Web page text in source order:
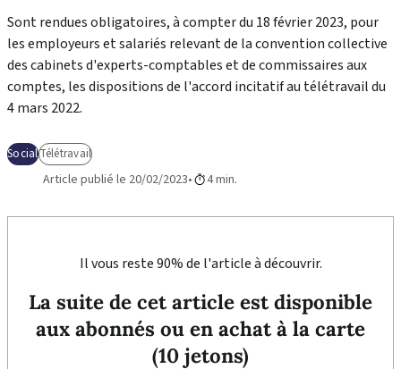
Sont rendues obligatoires, à compter du 18 février 2023, pour
les employeurs et salariés relevant de la convention collective
des cabinets d'experts-comptables et de commissaires aux
comptes, les dispositions de l'accord incitatif au télétravail du
4 mars 2022.
SocialTélétravail
Article publié le 20/02/2023 4 min.
Il vous reste 90% de l'article à découvrir.
La suite de cet article est disponible
aux abonnés ou en achat à la carte
(10 jetons)